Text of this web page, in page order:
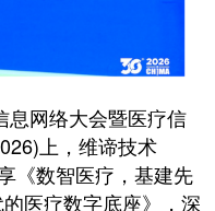
息网络大会暨医疗信
上，维谛技术
《数智医疗，基建先
医疗数字底座》，深